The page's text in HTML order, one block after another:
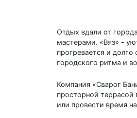
Отдых вдали от
мастерами. «Вяз» -
прогревается и
городского ритма и
Компания «Сварог
просторной
или провести время